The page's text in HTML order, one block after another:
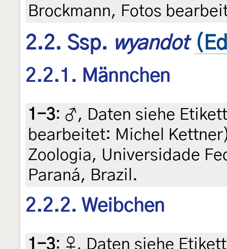
Brockmann, Fotos
2.2. Ssp. wyandot
2.2.1. Männchen
1-3: ♂, Daten siehe
bearbeitet: Michel
Zoologia, Universidade
Paraná, Brazil.
2.2.2. Weibchen
1-3: ♀, Daten siehe